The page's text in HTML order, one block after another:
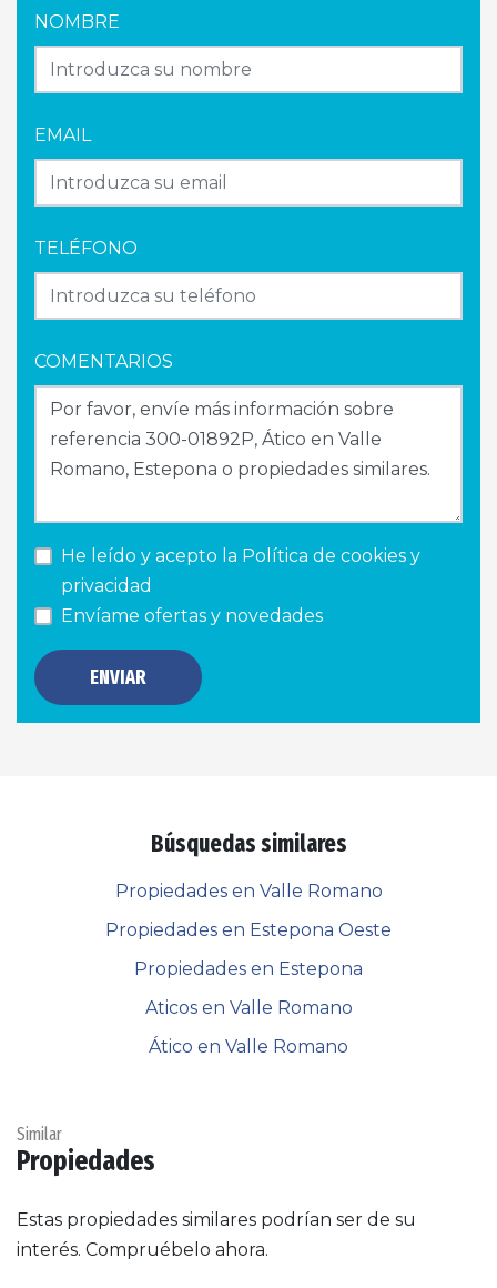
NOMBRE
EMAIL
TELÉFONO
COMENTARIOS
He leído y acepto la Política de cookies y
privacidad
Envíame ofertas y novedades
ENVIAR
Búsquedas similares
Propiedades en Valle Romano
Propiedades en Estepona Oeste
Propiedades en Estepona
Aticos en Valle Romano
Ático en Valle Romano
Similar
Propiedades
Estas propiedades similares podrían ser de su
interés. Compruébelo ahora.